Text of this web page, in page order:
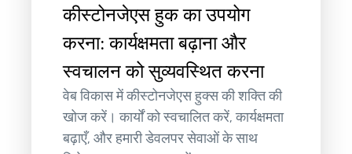
कीस्टोनजेएस हुक का उपयोग
करना: कार्यक्षमता बढ़ाना और
स्वचालन को सुव्यवस्थित करना
वेब विकास में कीस्टोनजेएस हुक्स की शक्ति की
खोज करें। कार्यों को स्वचालित करें, कार्यक्षमता
बढ़ाएँ, और हमारी डेवलपर सेवाओं के साथ